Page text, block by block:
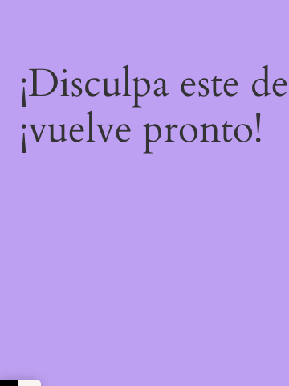
¡Disculpa este
¡vuelve pronto!